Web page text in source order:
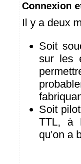
Connexion
Il y a deux
Soit
sur les
Soit
TTL, à
qu'on a